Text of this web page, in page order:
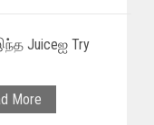
Juiceஐ Try
More